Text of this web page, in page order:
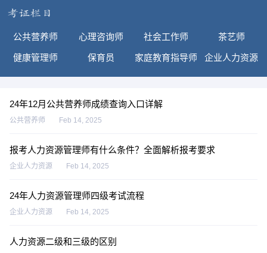
公共营养师 心理咨询师 社会工作师 茶艺师
健康管理师 保育员 家庭教育指导师 企业人力资源
24年12月公共营养师成绩查询入口详解
公共营养师 Feb 14, 2025
报考人力资源管理师有什么条件？全面解析报考要求
企业人力资源 Feb 14, 2025
24年人力资源管理师四级考试流程
企业人力资源 Feb 14, 2025
人力资源二级和三级的区别